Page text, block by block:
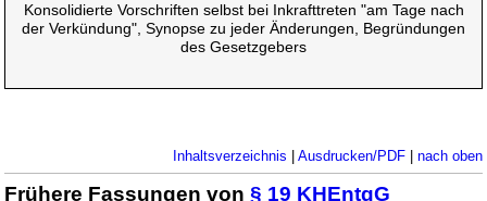
Konsolidierte Vorschriften selbst bei Inkrafttreten "am Tage nach
der Verkündung", Synopse zu jeder Änderungen, Begründungen
des Gesetzgebers
Inhaltsverzeichnis Ausdrucken/PDF| nach oben
Frühere Fassungen von§ 19 KHEntgG